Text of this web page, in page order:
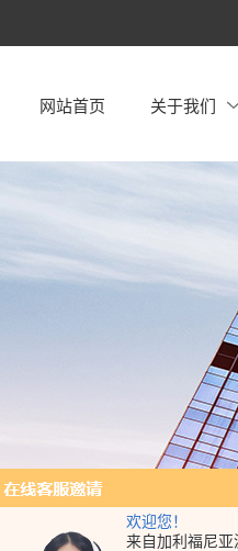
欢迎您！
来自加利福尼
网站首页 关于我们